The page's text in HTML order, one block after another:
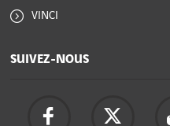
VINCI
SUIVEZ-NOUS